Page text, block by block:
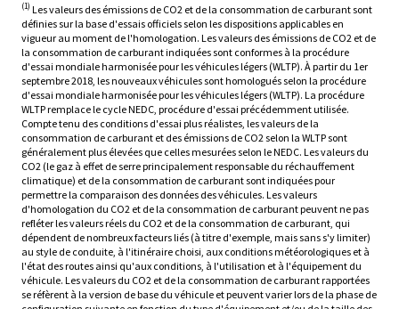
(1) Les valeurs des émissions de CO2 et de la consommation de carburant sont
définies sur la base d'essais officiels selon les dispositions applicables en
vigueur au moment de l'homologation. Les valeurs des émissions de CO2 et de
la consommation de carburant indiquées sont conformes à la procédure
d'essai mondiale harmonisée pour les véhicules légers (WLTP). À partir du 1er
septembre 2018, les nouveaux véhicules sont homologués selon la procédure
d'essai mondiale harmonisée pour les véhicules légers (WLTP). La procédure
WLTP remplace le cycle NEDC, procédure d'essai précédemment utilisée.
Compte tenu des conditions d'essai plus réalistes, les valeurs de la
consommation de carburant et des émissions de CO2 selon la WLTP sont
généralement plus élevées que celles mesurées selon le NEDC. Les valeurs du
CO2 (le gaz à effet de serre principalement responsable du réchauffement
climatique) et de la consommation de carburant sont indiquées pour
permettre la comparaison des données des véhicules. Les valeurs
d'homologation du CO2 et de la consommation de carburant peuvent ne pas
refléter les valeurs réels du CO2 et de la consommation de carburant, qui
dépendent de nombreux facteurs liés (à titre d'exemple, mais sans s'y limiter)
au style de conduite, à l'itinéraire choisi, aux conditions météorologiques et à
l'état des routes ainsi qu'aux conditions, à l'utilisation et à l'équipement du
véhicule. Les valeurs du CO2 et de la consommation de carburant rapportées
se réfèrent à la version de base du véhicule et peuvent varier lors de la phase de